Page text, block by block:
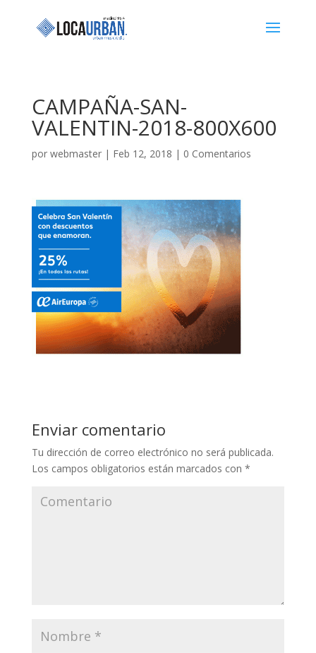
CAMPAÑA-SAN-
VALENTIN-2018-800X600
por webmaster| Feb 12, 2018 | 0 Comentarios
Enviar comentario
Tu dirección de correo electrónico no será publicada.
Los campos obligatorios están marcados con *